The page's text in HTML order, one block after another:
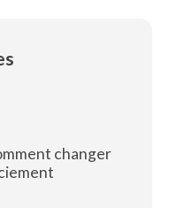
changer